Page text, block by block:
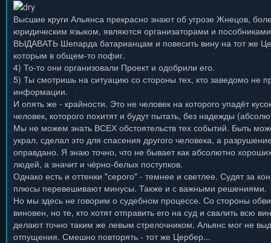
Высшие круги Альянса прекрасно знают об угрозе Жнецов,
юридическим языком, являются организаторами и
ВЫДАВАТЬ Шепарда батарианцам и повесить вину на тот же
которым в общем-то пофиг.
4) То-то они организовали Проект и одобрили его.
5) Ты смотришь на ситуацию со стороны тех, кто заведомо не
информации.
И опять же - крайности. Это не человек на которого упадёт
человек, которого похитят и будут пытать, без надежды
Мы не можем знать ВСЕХ обстоятельств тех событий. Быть
украл, сделал это для спасения другого человека, а
оправдано. Я знаю точно, что не бывает как абсолютно
людей, а значит и чёрно-белых поступков.
Однако есть и оттенки "серого" - темнее и светлее. Судят за
плюсы перевешивают минусы. Также и с важными решениями.
Но мы здесь не говорим о судебном процессе. Со стороны
виновен, но те, кто хотят отправить его на суд и свалить всю
делают точно таким же левым стрелочником. Альянс мог не
отпущения. Смешно повторять - тот же Цербер...